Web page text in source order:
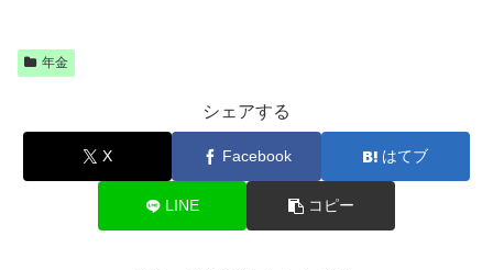
年金
シェアする
X Facebook はてブ
LINE コピー